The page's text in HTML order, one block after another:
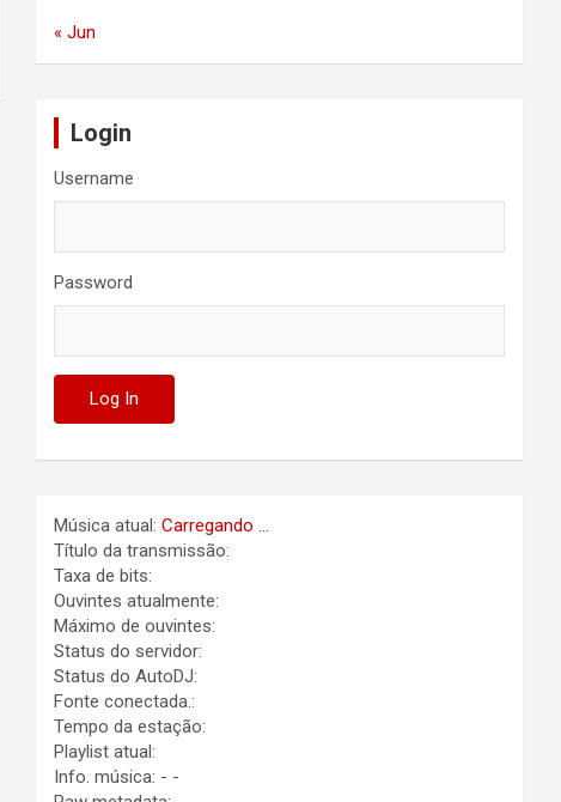
« Jun
Login
Username
Password
Música atual:Carregando ...
Título da transmissão:
Taxa de bits:
Ouvintes atualmente:
Máximo de ouvintes:
Status do servidor:
Status do AutoDJ:
Fonte conectada.:
Tempo da estação:
Playlist atual:
Info. música: - -